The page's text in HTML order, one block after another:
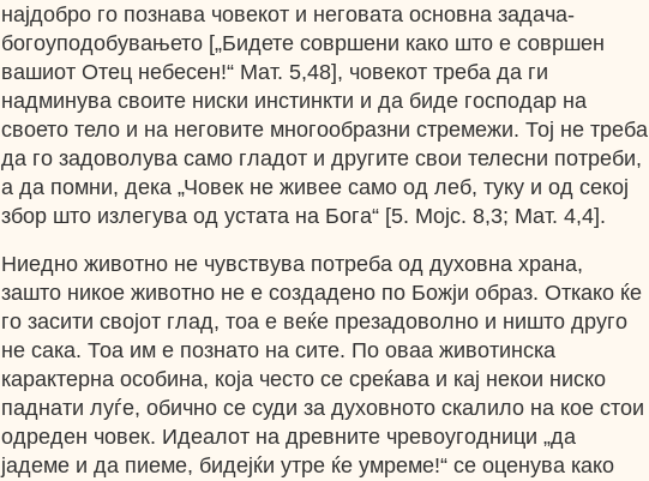
најдобро го познава човекот и неговата основна задача-
богоуподобувањето [„Бидете совршени како што е совршен
вашиот Отец небесен!“ Мат. 5,48], човекот треба да ги
надминува своите ниски инстинкти и да биде господар на
своето тело и на неговите многообразни стремежи. Тој не треба
да го задоволува само гладот и другите свои телесни потреби,
а да помни, дека „Човек не живее само од леб, туку и од секој
збор што излегува од устата на Бога“ [5. Мојс. 8,3; Мат. 4,4].
Ниедно животно не чувствува потреба од духовна храна,
зашто никое животно не е создадено по Божји образ. Откако ќе
го засити својот глад, тоа е веќе презадоволно и ништо друго
не сака. Тоа им е познато на сите. По оваа животинска
карактерна особина, која често се среќава и кај некои ниско
паднати луѓе, обично се суди за духовното скалило на кое стои
одреден човек. Идеалот на древните чревоугодници „да
јадеме и да пиеме, бидејќи утре ќе умреме!“ се оценува како